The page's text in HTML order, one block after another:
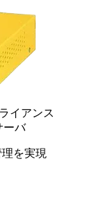
イアンス
ーバ
を実現